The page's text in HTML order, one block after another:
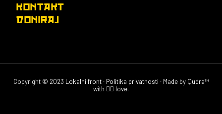
KONTAKT
DONIRAJ
Copyright © 2023 Lokalni front∙ Politika privatnosti ∙ Made by Qudra™
with ❤️‍🔥 love.